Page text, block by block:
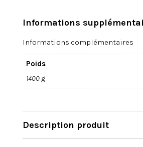
Informations
Informations complémentaires
Poids
1400 g
Description produit